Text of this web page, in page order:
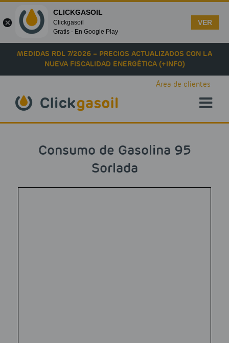
Skip to main content
MEDIDAS RDL 7/2026 – PRECIOS ACTUALIZADOS CON LA
NUEVA FISCALIDAD ENERGÉTICA (+INFO)
Área de clientes
Consumo de Gasolina 95
Sorlada
CLICKGASOIL
Clickgasoil
Gratis - En Google Play
VER